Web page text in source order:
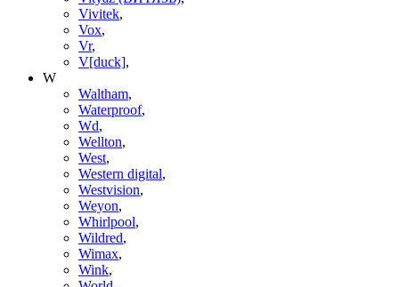
Vivitek,
Vox,
Vr,
V[duck],
W
Waltham,
Waterproof,
Wd,
Wellton,
West,
Western digital,
Westvision,
Weyon,
Whirlpool,
Wildred,
Wimax,
Wink,